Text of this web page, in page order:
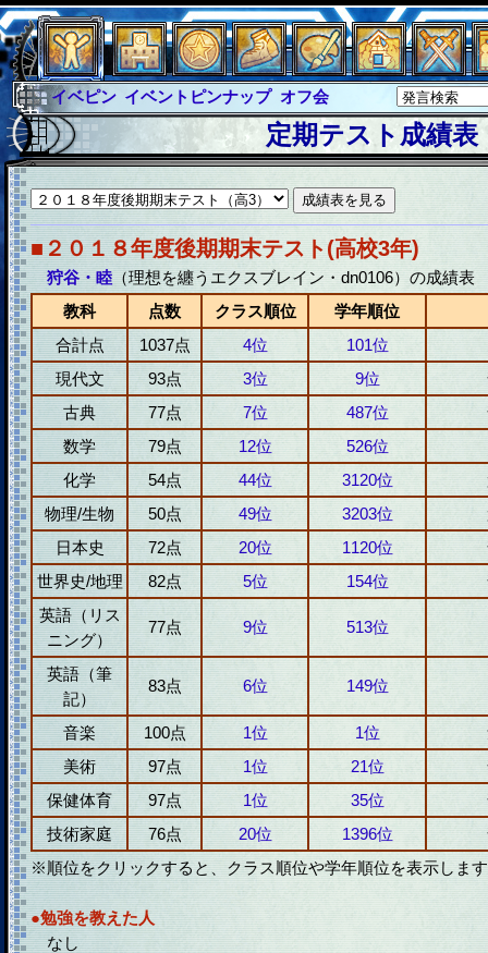
イベピン イベントピンナップ オフ会
グラシャ
グラシャ・ラボラス
グローバルジャスティス サイキックハーツ
サイキックハーツ大戦 シュラウド ソロモン
ファイナル アブソーバー
定期テスト成績表
■２０１８年度後期期末テスト(高校3年)
狩谷・睦（理想を纏うエクスブレイン・dn0106）の成績表
教科
点数 クラス順位
学年順位
合計点
1037点 4位
101位
現代文
93点 3位 9位
古典
77点 7位 487位
数学
79点 12位
526位
化学
54点 44位 3120位
物理/生物
50点 49位 3203位
日本史
72点 20位 1120位
世界史/地理
82点 5位 154位
英語（リス
ニング）
77点 9位 513位
英語（筆
記）
83点 6位 149位
音楽 100点 1位 1位
美術
97点 1位 21位
保健体育
97点 1位 35位
技術家庭
76点 20位 1396位
※順位をクリックすると、クラス順位や学年順位を表示しま
●勉強を教えた人
なし